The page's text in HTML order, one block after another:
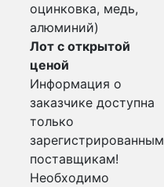
оцинковка, медь,
алюминий)
Лот с открытой
ценой
Информация о
заказчике доступна
только
зарегистрированным
поставщикам!
Необходимо